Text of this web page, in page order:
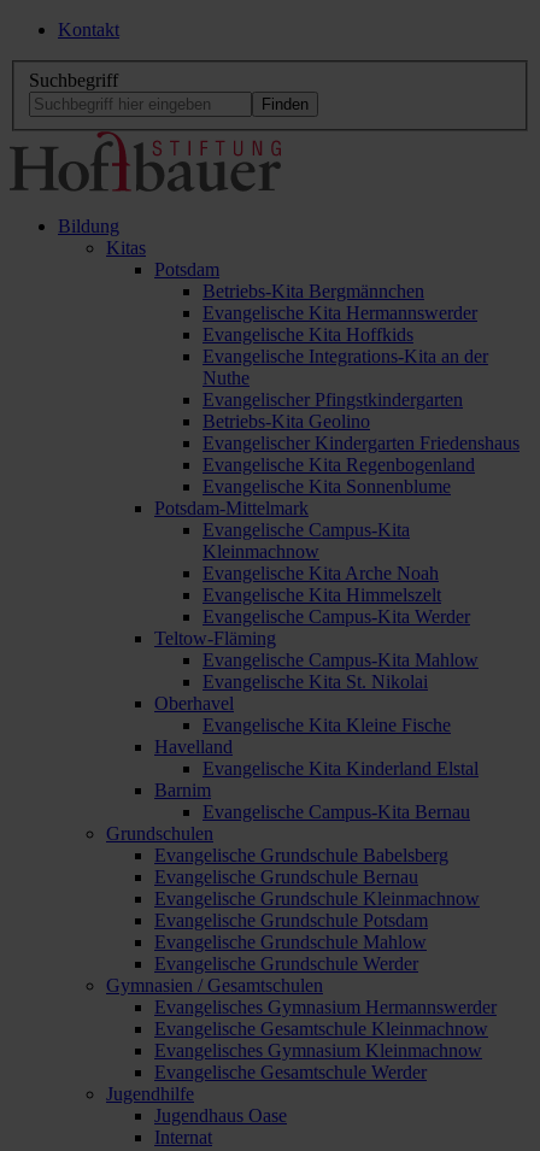
Kontakt
Suchbegriff
Bildung
Kitas
Potsdam
Betriebs-Kita Bergmännchen
Evangelische Kita Hermannswerder
Evangelische Kita Hoffkids
Evangelische Integrations-Kita an der
Nuthe
Evangelischer Pfingstkindergarten
Betriebs-Kita Geolino
Evangelischer Kindergarten Friedenshaus
Evangelische Kita Regenbogenland
Evangelische Kita Sonnenblume
Potsdam-Mittelmark
Evangelische Campus-Kita
Kleinmachnow
Evangelische Kita Arche Noah
Evangelische Kita Himmelszelt
Evangelische Campus-Kita Werder
Teltow-Fläming
Evangelische Campus-Kita Mahlow
Evangelische Kita St. Nikolai
Oberhavel
Evangelische Kita Kleine Fische
Havelland
Evangelische Kita Kinderland Elstal
Barnim
Evangelische Campus-Kita Bernau
Grundschulen
Evangelische Grundschule Babelsberg
Evangelische Grundschule Bernau
Evangelische Grundschule Kleinmachnow
Evangelische Grundschule Potsdam
Evangelische Grundschule Mahlow
Evangelische Grundschule Werder
Gymnasien / Gesamtschulen
Evangelisches Gymnasium Hermannswerder
Evangelische Gesamtschule Kleinmachnow
Evangelisches Gymnasium Kleinmachnow
Evangelische Gesamtschule Werder
Jugendhilfe
Jugendhaus Oase
Internat